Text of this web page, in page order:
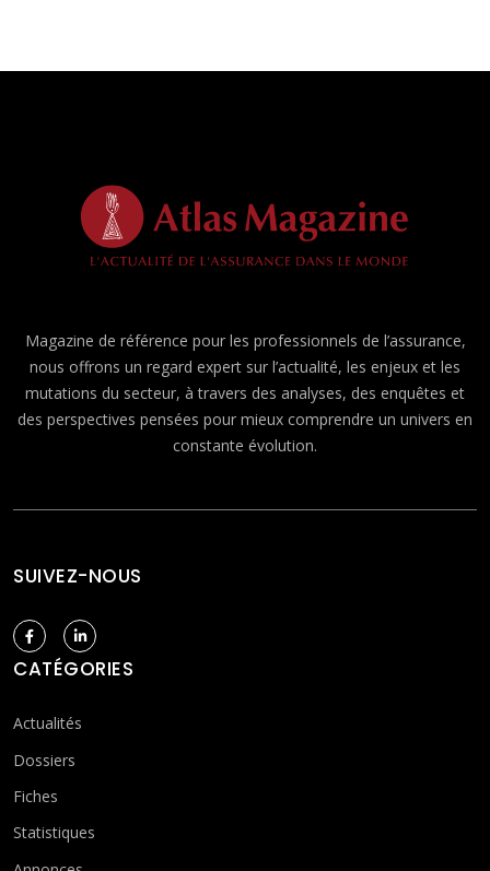
Magazine de référence pour les professionnels de l’assurance,
nous offrons un regard expert sur l’actualité, les enjeux et les
mutations du secteur, à travers des analyses, des enquêtes et
des perspectives pensées pour mieux comprendre un univers en
constante évolution.
SUIVEZ-NOUS
CATÉGORIES
Actualités
Dossiers
Fiches
Statistiques